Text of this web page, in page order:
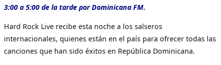
3:00 a 5:00 de la tarde por Dominicana FM.
Hard Rock Live recibe esta noche a los salseros
internacionales, quienes están en el país para ofrecer todas las
canciones que han sido éxitos en República Dominicana.